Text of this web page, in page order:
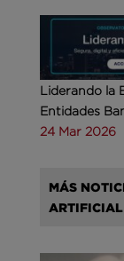
Liderando la
Entidades
24 Mar 2026
MÁS
ARTIFICIAL